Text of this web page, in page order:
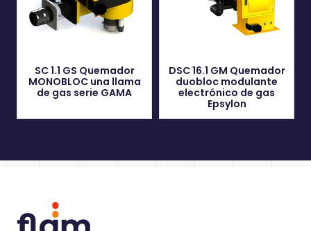
SC 1.1 GS Quemador
MONOBLOC una llama
de gas serie GAMA
DSC 16.1 GM Quemador
duobloc modulante
electrónico de gas
Epsylon